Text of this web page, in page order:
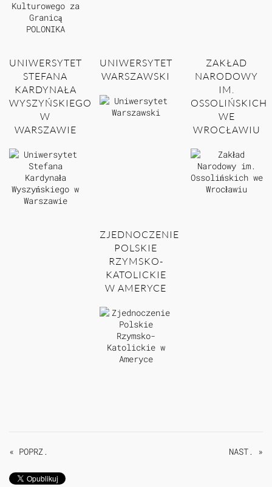
UNIWERSYTET
STEFANA
KARDYNAŁA
WYSZYŃSKIEGO
W
WARSZAWIE
UNIWERSYTET
WARSZAWSKI
ZAKŁAD
NARODOWY
IM.
OSSOLIŃSKICH
WE
WROCŁAWIU
ZJEDNOCZENIE
POLSKIE
RZYMSKO-
KATOLICKIE
W AMERYCE
« POPRZ. NAST. »